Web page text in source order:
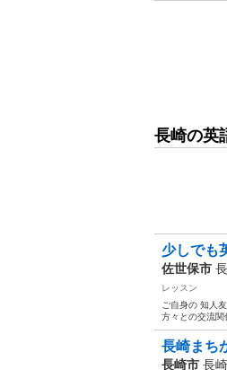
長崎の英
少しでも
佐世保市
レッスン
ご自身の 知人
方々との交流関
長崎まち
長崎市 長崎